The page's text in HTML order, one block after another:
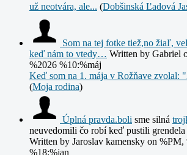
už neotvára, ale... (Dobšinská Ľadová
Som na tej fotke tiež,no žiaľ,
keď nám to vtedy… Written by Gabriel
%2026 %10:%máj
Keď som na 1. mája v Rožňave zvolal:
(Moja rodina)
Úplná pravda.boli sme silná
neuvedomili čo robí keď pustili
Written by Jaroslav kamensky on %PM,
%18:%jan